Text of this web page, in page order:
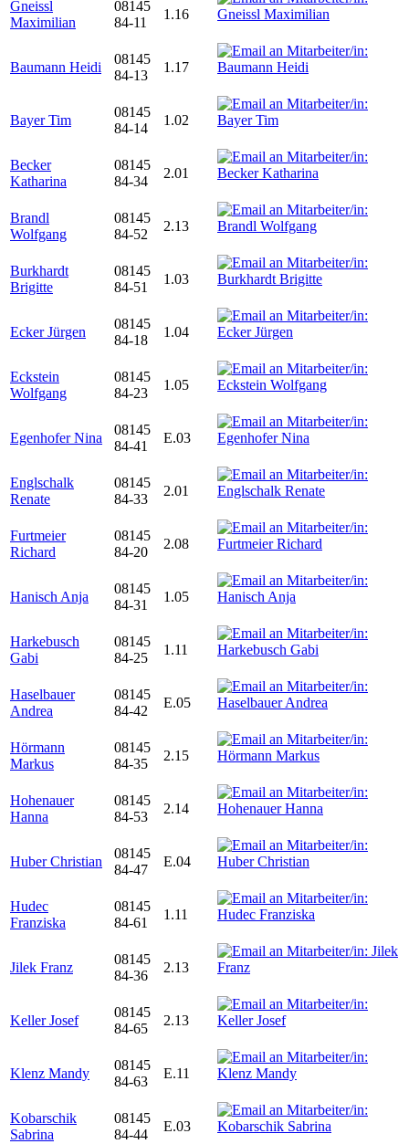
Gneissl
Maximilian
08145
84-11
1.16
Baumann Heidi
08145
84-13
1.17
Bayer Tim
08145
84-14
1.02
Becker
Katharina
08145
84-34
2.01
Brandl
Wolfgang
08145
84-52
2.13
Burkhardt
Brigitte
08145
84-51
1.03
Ecker Jürgen
08145
84-18
1.04
Eckstein
Wolfgang
08145
84-23
1.05
Egenhofer Nina
08145
84-41
E.03
Englschalk
Renate
08145
84-33
2.01
Furtmeier
Richard
08145
84-20
2.08
Hanisch Anja
08145
84-31
1.05
Harkebusch
Gabi
08145
84-25
1.11
Haselbauer
Andrea
08145
84-42
E.05
Hörmann
Markus
08145
84-35
2.15
Hohenauer
Hanna
08145
84-53
2.14
Huber Christian
08145
84-47
E.04
Hudec
Franziska
08145
84-61
1.11
Jilek Franz
08145
84-36
2.13
Keller Josef
08145
84-65
2.13
Klenz Mandy
08145
84-63
E.11
Kobarschik
Sabrina
08145
84-44
E.03